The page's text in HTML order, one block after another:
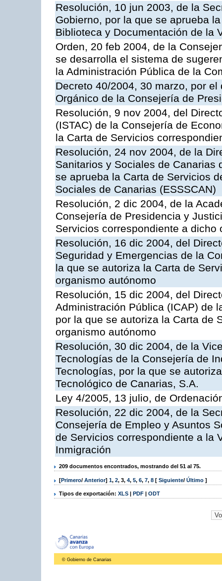
Resolución, 10 jun 2003, de la
Gobierno, por la que se aprueba
Biblioteca y Documentación de la
Orden, 20 feb 2004, de la
se desarrolla el sistema de
la Administración Pública de la
Decreto 40/2004, 30 marzo, por
Orgánico de la Consejería de
Resolución, 9 nov 2004, del
(ISTAC) de la Consejería de
la Carta de Servicios
Resolución, 24 nov 2004, de la
Sanitarios y Sociales de Canarias
se aprueba la Carta de Servicios
Sociales de Canarias (ESSSCAN)
Resolución, 2 dic 2004, de la
Consejería de Presidencia y
Servicios correspondiente a dicho
Resolución, 16 dic 2004, del
Seguridad y Emergencias de la
la que se autoriza la Carta de
organismo autónomo
Resolución, 15 dic 2004, del
Administración Pública (ICAP) de
por la que se autoriza la Carta de
organismo autónomo
Resolución, 30 dic 2004, de la
Tecnologías de la Consejería de
Tecnologías, por la que se
Tecnológico de Canarias, S.A.
Ley 4/2005, 13 julio, de
Resolución, 22 dic 2004, de la
Consejería de Empleo y Asuntos
de Servicios correspondiente a la
Inmigración
209 documentos encontrados, mostrando del 51 al 75.
[Primero/ Anterior] 1, 2, 3, 4, 5, 6, 7, 8 [ Siguiente/ Último ]
Tipos de exportación: XLS | PDF | ODT
© Gobierno de Canarias